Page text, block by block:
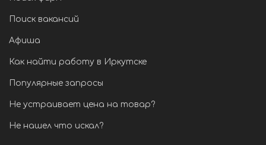
Поиск вакансий
Афиша
Как найти работу в Иркутске
Популярные запросы
Не устраивает цена на товар?
Не нашел что искал?